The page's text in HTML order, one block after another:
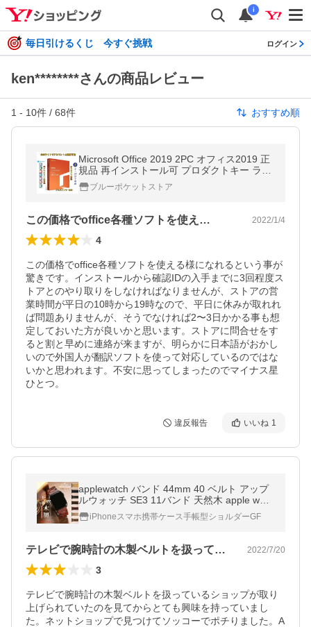
i
毎日引けるくじ 今すぐ挑戦 ログイン
ken********さんの商品レビュー
1 - 10件 / 68件 おすすめ順
Microsoft Office 2019 2PC オフィス2019 正
規品 再インストール可 プロダクトキー ライ
センス ダウンロード版 Office Professional P
lus ブルーポケットストア
この価格でoffice各種ソフトを使え… 2022/1/4
4
この価格でoffice各種ソフトを使える様になれるという事が
驚きです。インストールから確認IDの入手までに3回程度ス
トアとのやり取りをしなければなりませんが、ストアの営
業時間が平日の10時から19時なので、平日に休みが取れれ
ば問題ありませんが、そうでなければ2〜3日かかる事も想
定しておいた方が良いかと思います。ストアに問合せをす
ると割と早めに連絡が来ますが、明らかに日本語がおかし
いので外国人が翻訳ソフトを使って対応しているのではな
いかと思われます。不安に思ってしまったのでマイナス星
違反報告 いいね 1
applewatch バンド 44mm 40 ベルト アップ
ルウォッチ SE3 11バンド 天然木 apple watc
h SE 40mm 46mm Ultra3 おしゃれ
iPhoneスマホ携帯ケース手帳型ショルダーGF
テレビで腕時計の木製ベルトを扱っている… 2022/7/20
3
テレビで腕時計の木製ベルトを扱っているショップが取り
上げられていたのを見てからとても興味を持っていまし
た。ネットショップで見つけてソッコーでポチりました。A